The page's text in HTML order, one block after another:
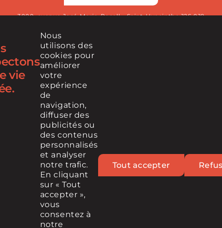
3000, avenue José-Maria-Rosell – Saint-Hyacinthe J2S 0J9
RETROUVEZ-NOUS SUR
© 2023 Cintech, Tous droits réservés
MÉDIA
vie
Nous
utilisons des
cookies pour
améliorer
votre
expérience
de
navigation,
diffuser des
publicités ou
des contenus
personnalisés
et analyser
notre trafic.
En cliquant
sur « Tout
accepter »,
vous
consentez à
notre
Tout accepter